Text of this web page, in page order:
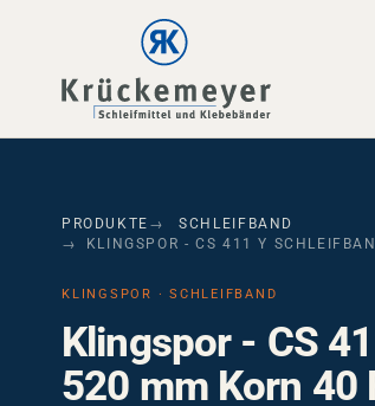
Skip to main navigation
Skip to main content
Skip to page footer
PRODUKTE
SCHLEIFBAND
KLINGSPOR - CS 411 Y
KLINGSPOR · SCHLEIFBAND
Klingspor - CS
520 mm Korn 40